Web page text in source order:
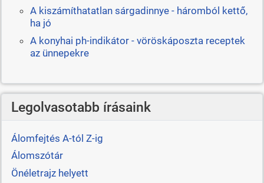
A kiszámíthatatlan sárgadinnye - háromból kettő,
ha jó
A konyhai ph-indikátor - vöröskáposzta receptek
az ünnepekre
Legolvasotabb írásaink
Álomfejtés A-tól Z-ig
Álomszótár
Önéletrajz helyett